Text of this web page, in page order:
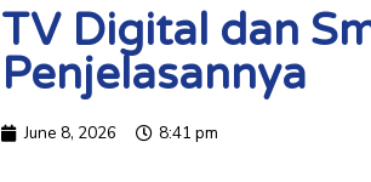
TV Digital dan
Penjelasannya
June 8, 2026 8:41 pm